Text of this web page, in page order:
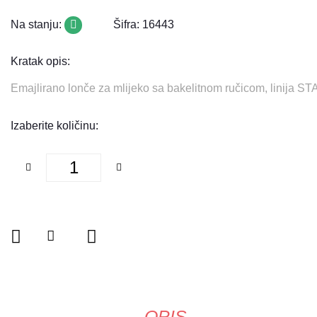
Na stanju: Šifra: 16443
Kratak opis:
Emajlirano lonče za mlijeko sa bakelitnom ručicom, linija
Izaberite količinu: